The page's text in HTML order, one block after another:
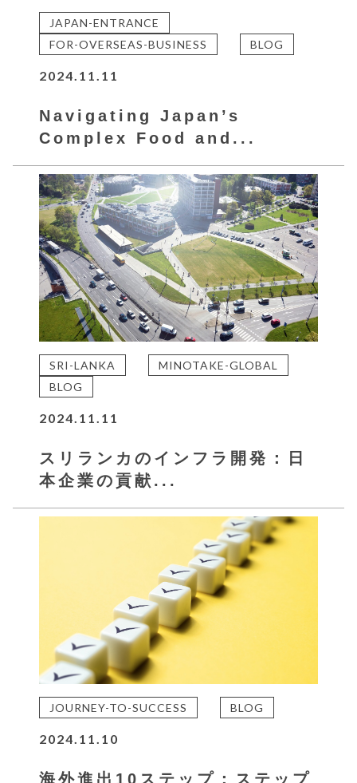
JAPAN-ENTRANCE
FOR-OVERSEAS-BUSINESS
BLOG
2024.11.11
Navigating Japan’s
Complex Food and...
SRI-LANKA
MINOTAKE-GLOBAL
BLOG
2024.11.11
スリランカのインフラ開発：日
本企業の貢献...
JOURNEY-TO-SUCCESS BLOG
2024.11.10
海外進出10ステップ：ステップ